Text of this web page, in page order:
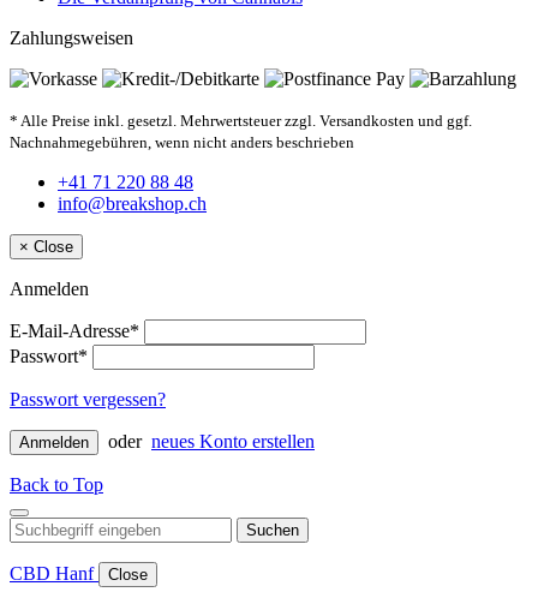
Zahlungsweisen
* Alle Preise inkl. gesetzl. Mehrwertsteuer zzgl. Versandkosten und ggf.
Nachnahmegebühren, wenn nicht anders beschrieben
+41 71 220 88 48
info@breakshop.ch
× Close
Anmelden
E-Mail-Adresse*
Passwort*
Passwort vergessen?
Anmelden oder neues Konto erstellen
Back to Top
Suchen
CBD Hanf Close